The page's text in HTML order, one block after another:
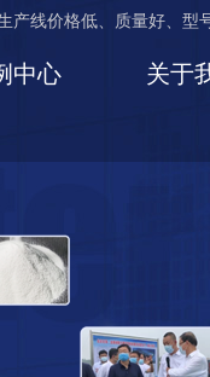
产线价格低、质量好、型
中心 关于